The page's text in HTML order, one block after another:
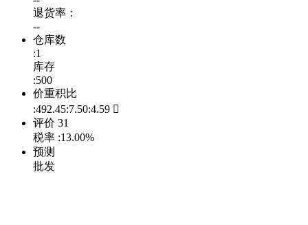
退货率：
--
仓库数
:1
库存
:500
价重积比
:492.45:7.50:4.59 
评价 31
税率 :13.00%
预测
批发